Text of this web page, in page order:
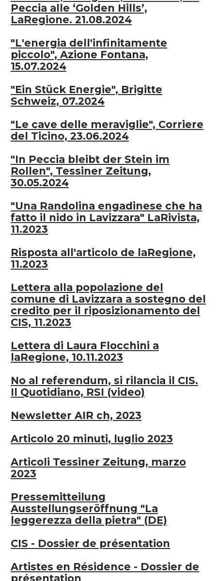
Peccia alle ‘Golden Hills’,
LaRegione. 21.08.2024
"L'energia dell'infinitamente
piccolo", Azione Fontana,
15.07.2024
"Ein Stück Energie", Brigitte
Schweiz, 07.2024
"Le cave delle meraviglie", Corriere
del Ticino, 23.06.2024
"In Peccia bleibt der Stein im
Rollen", Tessiner Zeitung,
30.05.2024
"Una Randolina engadinese che ha
fatto il nido in Lavizzara" LaRivista,
11.2023
Risposta all'articolo de laRegione,
11.2023
Lettera alla popolazione del
comune di Lavizzara a sostegno del
credito per il riposizionamento del
CIS, 11.2023
Lettera di Laura Flocchini a
laRegione, 10.11.2023
No al referendum, si rilancia il CIS.
Il Quotidiano, RSI (video)
Newsletter AIR ch, 2023
Articolo 20 minuti, luglio 2023
Articoli Tessiner Zeitung, marzo
2023
Pressemitteilung
Ausstellungseröffnung "La
leggerezza della pietra" (DE)
CIS - Dossier de présentation
Artistes en Résidence - Dossier de
présentation